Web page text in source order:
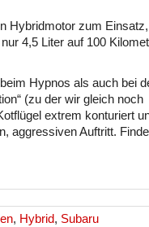
Hybridmotor zum
4,5 Liter auf 100
Hypnos als auch bei
(zu der wir gleich noch
extrem konturiert
aggressiven Auftritt.
, Hybrid, Subaru